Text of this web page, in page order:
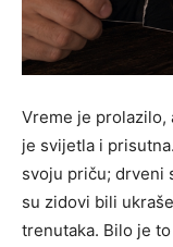
Vreme je prolazilo,
je svijetla i
svoju priču; drveni
su zidovi bili
trenutaka. Bilo je